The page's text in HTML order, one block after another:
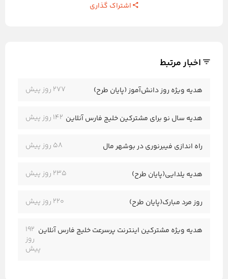
اشتراک گذاری
اخبار مرتبط
هدیه ویژه روز دانش‌آموز (پایان طرح) 277 روز پیش
هدیه سال نو برای مشترکین خلیج فارس آنلاین 142 روز پیش
راه اندازی فیبرنوری در بوشهر مال 58 روز پیش
هدیه یلدایی(پایان طرح) 235 روز پیش
روز مرد مبارک(پایان طرح) 220 روز پیش
هدیه ویژه مشترکین اینترنت پرسرعت خلیج فارس آنلاین 192
روز
پیش